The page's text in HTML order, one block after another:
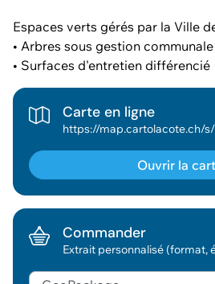
Espaces verts gérés par la Ville
• Arbres sous gestion
• Surfaces d'entretien différencié
Carte en ligne
https://map.cartolacote.ch/
Ouvrir la
Commander
Extrait personnalisé (format,